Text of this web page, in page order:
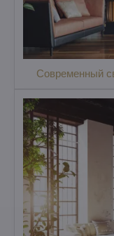
Современный